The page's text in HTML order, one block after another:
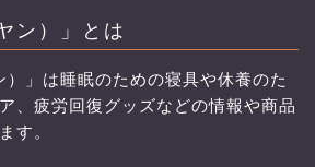
ン）」とは
）」は睡眠のための寝具や休養のた
、疲労回復グッズなどの情報や商品
す。